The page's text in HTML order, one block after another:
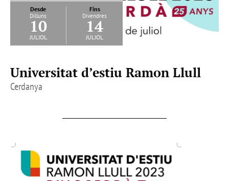
Desde
Dilluns
10
juliol
Fins
Divendres
14
juliol
Universitat d’estiu Ramon Llull
Cerdanya